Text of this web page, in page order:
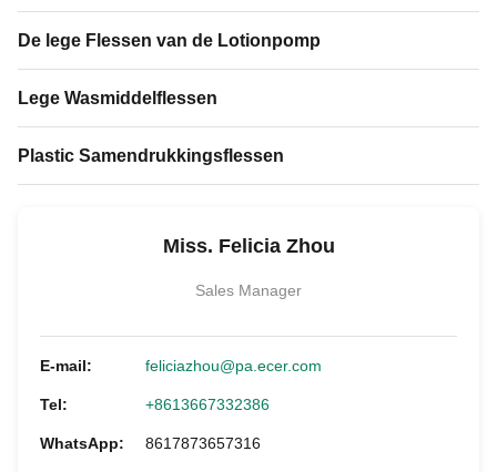
De lege Flessen van de Lotionpomp
Lege Wasmiddelflessen
Plastic Samendrukkingsflessen
Miss. Felicia Zhou
Sales Manager
E-mail: feliciazhou@pa.ecer.com
Tel: +8613667332386
WhatsApp: 8617873657316